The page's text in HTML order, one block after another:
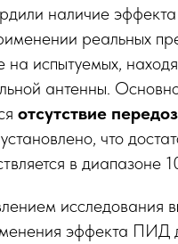
наличие
реальных
на испытуемых,
антенны.
отсутствие
что
в диапазоне
исследования
эффекта ПИД